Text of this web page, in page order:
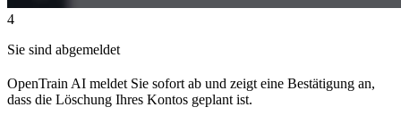
4
Sie sind abgemeldet
OpenTrain AI meldet Sie sofort ab und zeigt eine Bestätigung an,
dass die Löschung Ihres Kontos geplant ist.